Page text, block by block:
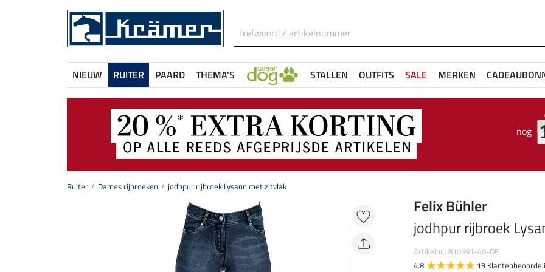
NIEUW RUITER PAARD THEMA'S STALLEN OUTFITS SALE MERKEN
nog
Ruiter Dames rijbroeken jodhpur rijbroek Lysann met zitvlak
Felix Bühler
jodhpur rijbroek
Artikelnr.: 810591-40-DE
4.8
13